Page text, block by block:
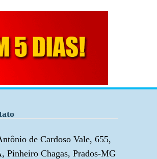
de Cardoso Vale, 655,
Pinheiro Chagas, Prados-MG